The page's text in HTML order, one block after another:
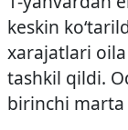
keskin
xarajatlari
tashkil qildi.
birinchi marta